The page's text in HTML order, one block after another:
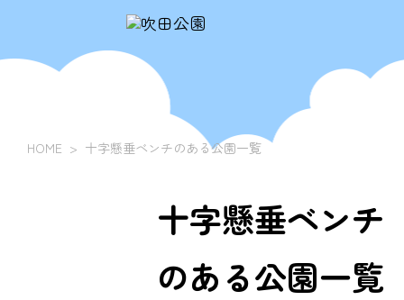
HOME 十字懸垂ベンチのある公園一覧
十字懸垂ベンチ
のある公園一覧